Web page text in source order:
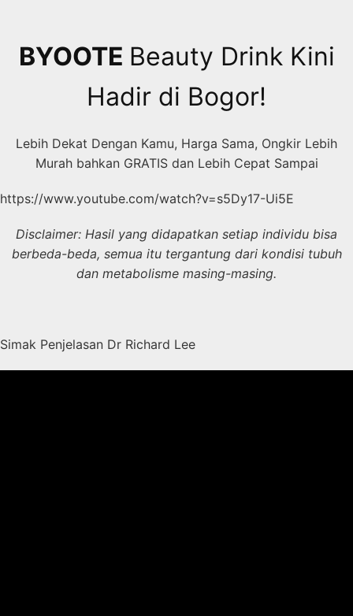
contentBYOOTE Beauty Drink Kini
Hadir di Bogor!
Lebih Dekat Dengan Kamu, Harga Sama, Ongkir Lebih
Murah bahkan GRATIS dan Lebih Cepat Sampai
https://www.youtube.com/watch?v=s5Dy17-Ui5E
Disclaimer: Hasil yang didapatkan setiap individu bisa
berbeda-beda, semua itu tergantung dari kondisi tubuh
dan metabolisme masing-masing.
Simak Penjelasan Dr Richard Lee